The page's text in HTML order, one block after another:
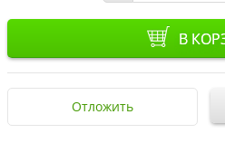
В
Отложить